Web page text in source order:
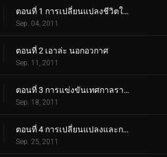
ตอนที่ 1 การเปลี่ยนแปลงชีวิตในโรงเรียนมัธยมปลาย
Sep. 04, 2011
ตอนที่ 2 เอาล่ะ นอกอวกาศ
Sep. 11, 2011
ตอนที่ 3 การแข่งขันเทศกาลราชินี
Sep. 18, 2011
ตอนที่ 4 การเปลี่ยนแปลงและการเคลื่อนไหวที่เป็นความลับ
Sep. 25, 2011